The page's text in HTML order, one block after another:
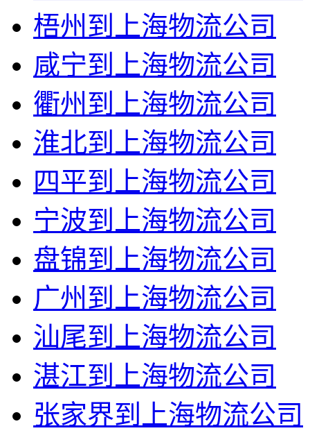
梧州到上海物流公司
咸宁到上海物流公司
衢州到上海物流公司
淮北到上海物流公司
四平到上海物流公司
宁波到上海物流公司
盘锦到上海物流公司
广州到上海物流公司
汕尾到上海物流公司
湛江到上海物流公司
张家界到上海物流公司